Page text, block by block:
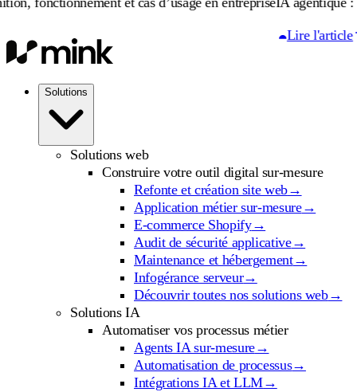
Lire l'article
Solutions
Solutions web
Construire votre outil digital sur-mesure
Refonte et création site web→
Application métier sur-mesure→
E-commerce Shopify→
Audit de sécurité applicative→
Maintenance et hébergement→
Infogérance serveur→
Découvrir toutes nos solutions web→
Solutions IA
Automatiser vos processus métier
Agents IA sur-mesure→
Automatisation de processus→
Intégrations IA et LLM→